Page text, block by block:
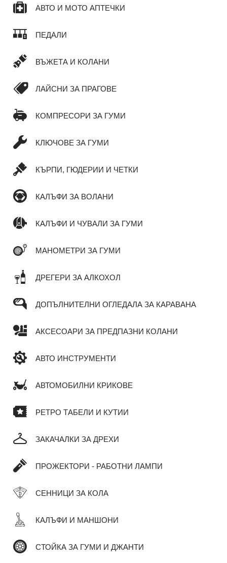
АВТО И МОТО АПТЕЧКИ
ПЕДАЛИ
ВЪЖЕТА И КОЛАНИ
ЛАЙСНИ ЗА ПРАГОВЕ
КОМПРЕСОРИ ЗА ГУМИ
КЛЮЧОВЕ ЗА ГУМИ
КЪРПИ, ГЮДЕРИИ И ЧЕТКИ
КАЛЪФИ ЗА ВОЛАНИ
КАЛЪФИ И ЧУВАЛИ ЗА ГУМИ
МАНОМЕТРИ ЗА ГУМИ
ДРЕГЕРИ ЗА АЛКОХОЛ
ДОПЪЛНИТЕЛНИ ОГЛЕДАЛА ЗА КАРАВАНА
АКСЕСОАРИ ЗА ПРЕДПАЗНИ КОЛАНИ
АВТО ИНСТРУМЕНТИ
АВТОМОБИЛНИ КРИКОВЕ
РЕТРО ТАБЕЛИ И КУТИИ
ЗАКАЧАЛКИ ЗА ДРЕХИ
ПРОЖЕКТОРИ - РАБОТНИ ЛАМПИ
СЕННИЦИ ЗА КОЛА
КАЛЪФИ И МАНШОНИ
СТОЙКА ЗА ГУМИ И ДЖАНТИ